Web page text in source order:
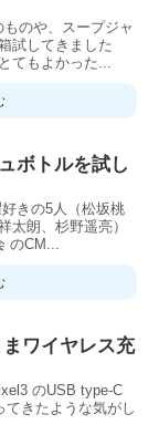
のや、スープジャ
試してきました
てもよかった...
ボトルを試し
きの5人（松坂桃
太朗、杉野遥亮）
のCM...
ワイヤレス充
のUSB type-C
てきたような気がし